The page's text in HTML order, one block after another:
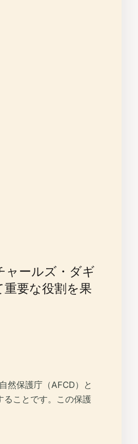
ャールズ・ダギ
要な役割を果
然保護庁（AFCD）と
ることです。この保護